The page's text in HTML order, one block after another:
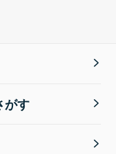
がす